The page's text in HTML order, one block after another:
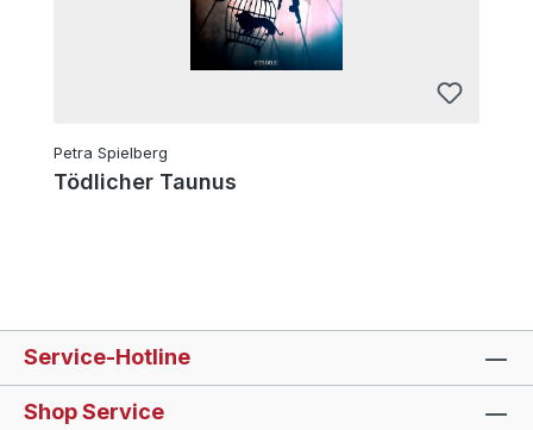
Petra Spielberg
Tödlicher Taunus
Service-Hotline
Shop Service